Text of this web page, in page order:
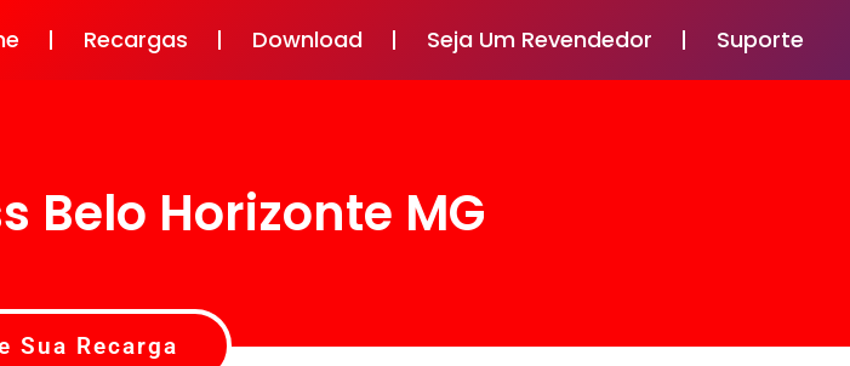
Recargas Download Seja Um Revendedor Suporte
Belo Horizonte MG
Sua Recarga